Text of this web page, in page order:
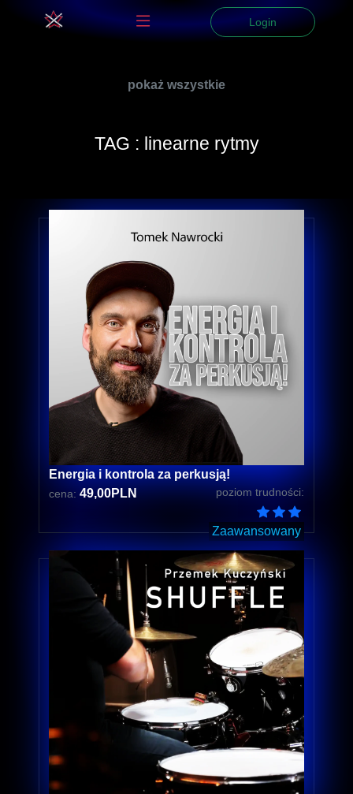
Login
pokaż wszystkie
TAG : linearne rytmy
Energia i kontrola za perkusją!
cena: 49,00PLN poziom trudności:
Zaawansowany